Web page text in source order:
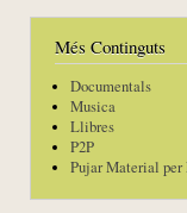
Més Continguts
Documentals
Musica
Llibres
P2P
Pujar Material per